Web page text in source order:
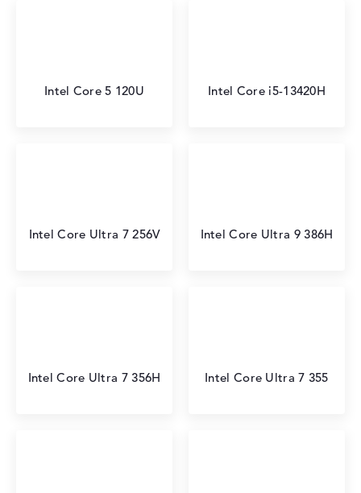
Intel Core 5 120U Intel Core i5-13420H
Intel Core Ultra 7 256V Intel Core Ultra 9 386H
Intel Core Ultra 7 356H Intel Core Ultra 7 355